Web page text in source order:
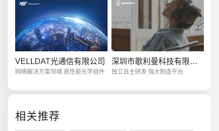
VELLDAT光通信有限公司
网络解决方案领域 高性能光学组件
深圳市歌利曼科技有限公司
独立自主研发 强大制造平台
相关推荐
电商及系统平台开发 微信小程序开发 · 年度